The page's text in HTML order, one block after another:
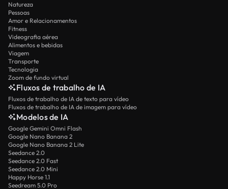
Natureza
Pessoas
Amor e Relacionamentos
Fitness
Videografia aérea
Alimentos e bebidas
Viagem
Transporte
Tecnologia
Zoom de fundo virtual
Fluxos de trabalho de IA
Fluxos de trabalho de IA de texto para vídeo
Fluxos de trabalho de IA de imagem para vídeo
Modelos de IA
Google Gemini Omni Flash
Google Nano Banana 2
Google Nano Banana 2 Lite
Seedance 2.0
Seedance 2.0 Fast
Seedance 2.0 Mini
Happy Horse 1.1
Seedream 5.0 Pro